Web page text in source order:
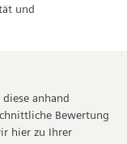
und
anhand
Bewertung
hier zu Ihrer